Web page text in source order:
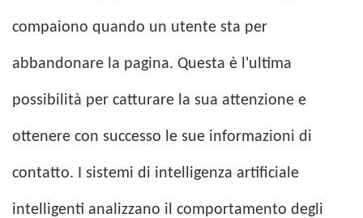
compaiono quando un utente sta per
abbandonare la pagina. Questa è l'ultima
possibilità per catturare la sua attenzione e
ottenere con successo le sue informazioni di
contatto. I sistemi di intelligenza artificiale
intelligenti analizzano il comportamento degli